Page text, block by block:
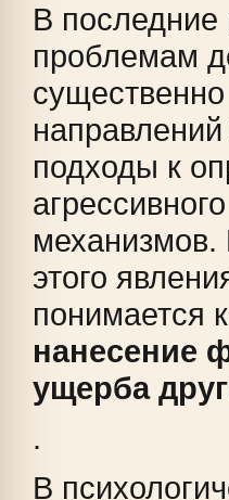
В последние
проблемам
подходы к
механизмов.
этого
понимается
нанесение
ущерба
.
В